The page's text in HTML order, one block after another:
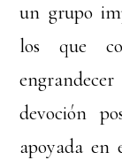
un grupo
los que
devoción
apoyada